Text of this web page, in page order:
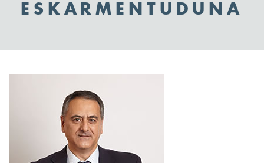
ESKARMENTUDUNA